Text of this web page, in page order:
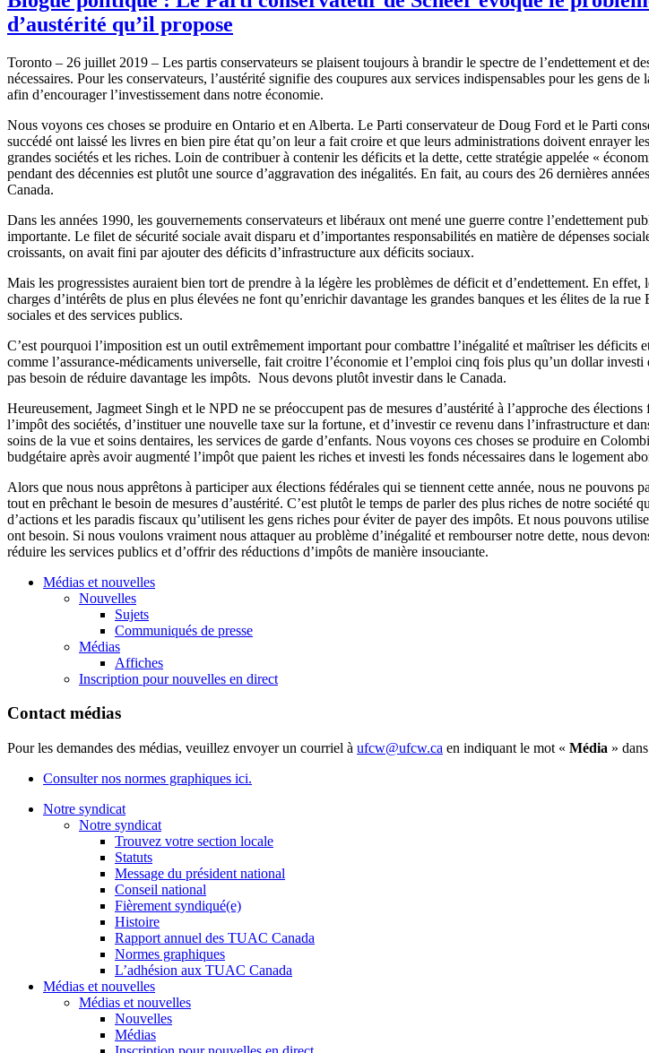
d’austérité qu’il propose
Toronto – 26 juillet 2019 – Les partis conservateurs se plaisent toujours à brandir le spectre de l’endettement et
nécessaires. Pour les conservateurs, l’austérité signifie des coupures aux services indispensables pour les gens
afin d’encourager l’investissement dans notre économie.
Nous voyons ces choses se produire en Ontario et en Alberta. Le Parti conservateur de Doug Ford et le Parti
succédé ont laissé les livres en bien pire état qu’on leur a fait croire et que leurs administrations doivent enrayer
grandes sociétés et les riches. Loin de contribuer à contenir les déficits et la dette, cette stratégie appelée «
pendant des décennies est plutôt une source d’aggravation des inégalités. En fait, au cours des 26 dernières
Canada.
Dans les années 1990, les gouvernements conservateurs et libéraux ont mené une guerre contre l’endettement
importante. Le filet de sécurité sociale avait disparu et d’importantes responsabilités en matière de dépenses
croissants, on avait fini par ajouter des déficits d’infrastructure aux déficits sociaux.
Mais les progressistes auraient bien tort de prendre à la légère les problèmes de déficit et d’endettement. En
charges d’intérêts de plus en plus élevées ne font qu’enrichir davantage les grandes banques et les élites de la
sociales et des services publics.
C’est pourquoi l’imposition est un outil extrêmement important pour combattre l’inégalité et maîtriser les déficits
comme l’assurance-médicaments universelle, fait croitre l’économie et l’emploi cinq fois plus qu’un dollar
pas besoin de réduire davantage les impôts. Nous devons plutôt investir dans le Canada.
Heureusement, Jagmeet Singh et le NPD ne se préoccupent pas de mesures d’austérité à l’approche des
l’impôt des sociétés, d’instituer une nouvelle taxe sur la fortune, et d’investir ce revenu dans l’infrastructure et
soins de la vue et soins dentaires, les services de garde d’enfants. Nous voyons ces choses se produire en
budgétaire après avoir augmenté l’impôt que paient les riches et investi les fonds nécessaires dans le logement
Alors que nous nous apprêtons à participer aux élections fédérales qui se tiennent cette année, nous ne pouvons
tout en prêchant le besoin de mesures d’austérité. C’est plutôt le temps de parler des plus riches de notre
d’actions et les paradis fiscaux qu’utilisent les gens riches pour éviter de payer des impôts. Et nous pouvons
ont besoin. Si nous voulons vraiment nous attaquer au problème d’inégalité et rembourser notre dette, nous
réduire les services publics et d’offrir des réductions d’impôts de manière insouciante.
Médias et nouvelles
Nouvelles
Sujets
Communiqués de presse
Médias
Affiches
Inscription pour nouvelles en direct
Contact médias
Pour les demandes des médias, veuillez envoyer un courriel à ufcw@ufcw.ca en indiquant le mot « Média »
Consulter nos normes graphiques ici.
Notre syndicat
Notre syndicat
Trouvez votre section locale
Statuts
Message du président national
Conseil national
Fièrement syndiqué(e)
Histoire
Rapport annuel des TUAC Canada
Normes graphiques
L’adhésion aux TUAC Canada
Médias et nouvelles
Médias et nouvelles
Nouvelles
Médias